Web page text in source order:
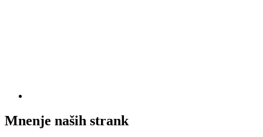
Mnenje naših strank